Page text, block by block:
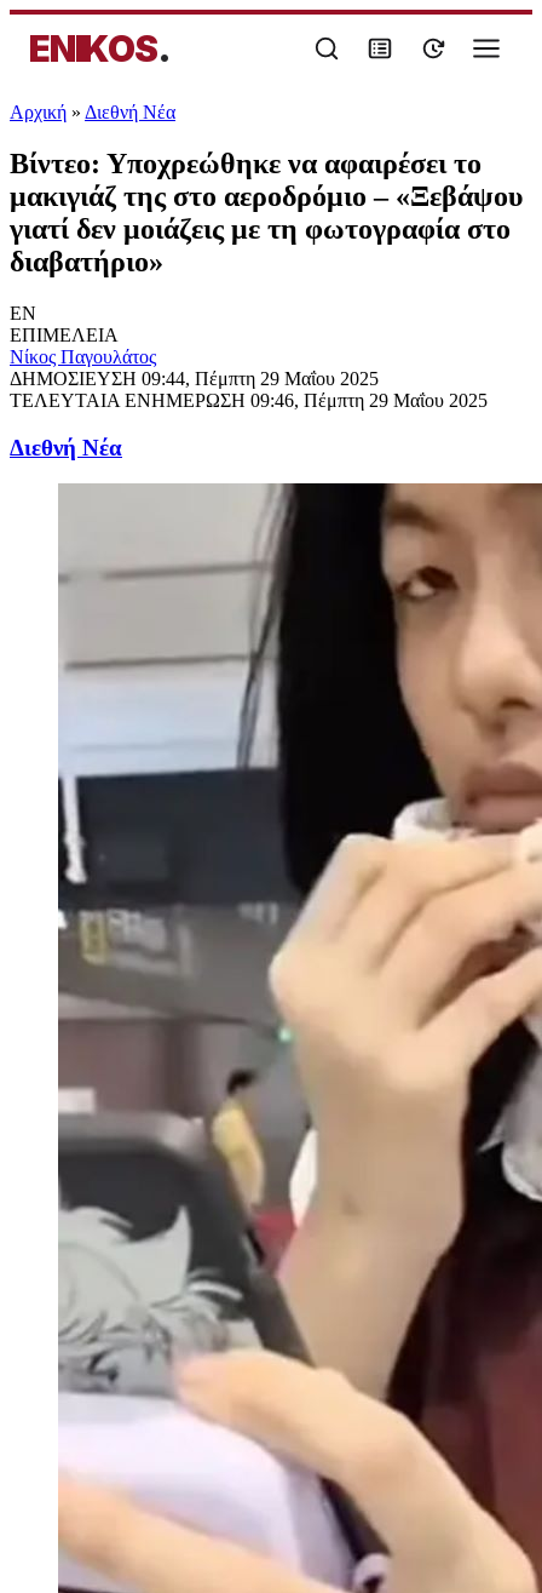
ENIKOS.
Αρχική » Διεθνή Νέα
Βίντεο: Υποχρεώθηκε να αφαιρέσει το
μακιγιάζ της στο αεροδρόμιο – «Ξεβάψου
γιατί δεν μοιάζεις με τη φωτογραφία στο
διαβατήριο»
EN
ΕΠΙΜΕΛΕΙΑ
Νίκος Παγουλάτος
ΔΗΜΟΣΙΕΥΣΗ 09:44, Πέμπτη 29 Μαΐου 2025
ΤΕΛΕΥΤΑΙΑ ΕΝΗΜΕΡΩΣΗ 09:46, Πέμπτη 29 Μαΐου 2025
Διεθνή Νέα